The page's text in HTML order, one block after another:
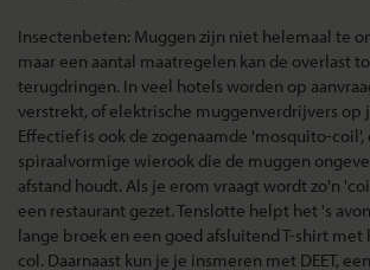
Insectenbeten: Muggen zijn niet helemaal te
maar een aantal maatregelen kan de overlast
terugdringen. In veel hotels worden op
verstrekt, of elektrische muggenverdrijvers op
Effectief is ook de zogenaamde 'mosquito-coil',
spiraalvormige wierook die de muggen
afstand houdt. Als je erom vraagt wordt zo'n
een restaurant gezet. Tenslotte helpt het 's
lange broek en een goed afsluitend T-shirt met
col. Daarnaast kun je je insmeren met DEET,